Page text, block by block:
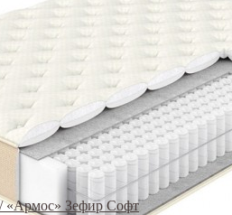
«Армос» Зефир Софт